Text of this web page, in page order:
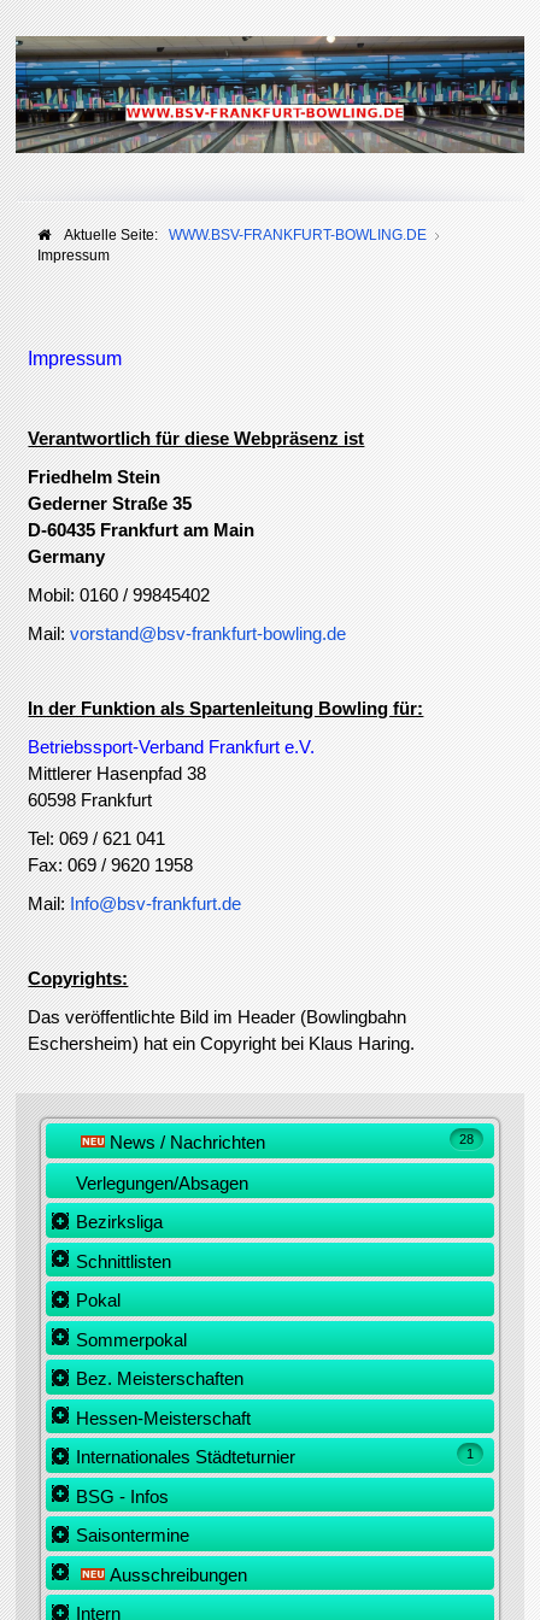
Aktuelle Seite:WWW.BSV-FRANKFURT-BOWLING.DE
Impressum
Impressum
Verantwortlich für diese Webpräsenz ist
Friedhelm Stein
Gederner Straße 35
D-60435 Frankfurt am Main
Germany
Mobil: 0160 / 99845402
Mail:vorstand@bsv-frankfurt-bowling.de
In der Funktion als Spartenleitung Bowling für:
Betriebssport-Verband Frankfurt e.V.
Mittlerer Hasenpfad 38
60598 Frankfurt
Tel: 069 / 621 041
Fax: 069 / 9620 1958
Mail:Info@bsv-frankfurt.de
Copyrights:
Das veröffentlichte Bild im Header (Bowlingbahn
Eschersheim) hat ein Copyright bei Klaus Haring.
28
News / Nachrichten
Verlegungen/Absagen
Bezirksliga
Schnittlisten
Pokal
Sommerpokal
Bez. Meisterschaften
Hessen-Meisterschaft
1
Internationales Städteturnier
BSG - Infos
Saisontermine
Ausschreibungen
Intern